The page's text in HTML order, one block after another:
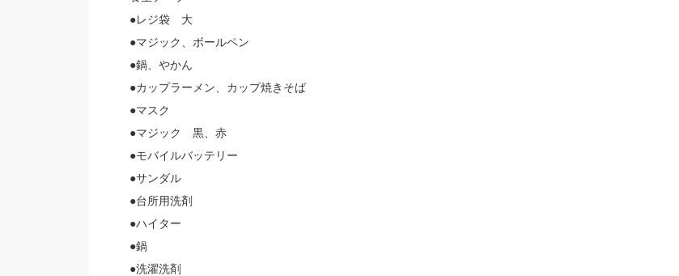
●レジ袋 大
●マジック、ボールペン
●鍋、やかん
●カップラーメン、カップ焼きそば
●マスク
●マジック 黒、赤
●モバイルバッテリー
●サンダル
●台所用洗剤
●ハイター
●鍋
●洗濯洗剤